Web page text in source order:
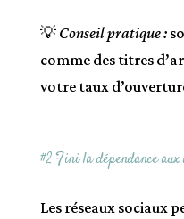
💡 Conseil pratique :
comme des titres
votre taux
#2 Fini la dépendance
Les réseaux sociaux